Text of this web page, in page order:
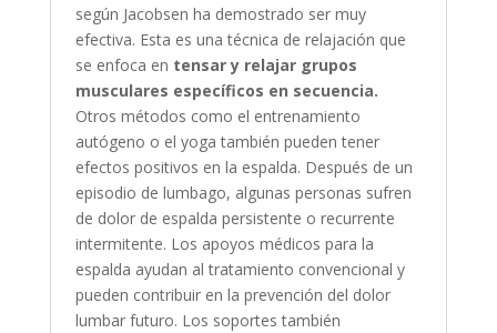
según Jacobsen ha demostrado ser muy
efectiva. Esta es una técnica de relajación que
se enfoca en tensar y relajar grupos
musculares específicos en secuencia.
Otros métodos como el entrenamiento
autógeno o el yoga también pueden tener
efectos positivos en la espalda. Después de un
episodio de lumbago, algunas personas sufren
de dolor de espalda persistente o recurrente
intermitente. Los apoyos médicos para la
espalda ayudan al tratamiento convencional y
pueden contribuir en la prevención del dolor
lumbar futuro. Los soportes también